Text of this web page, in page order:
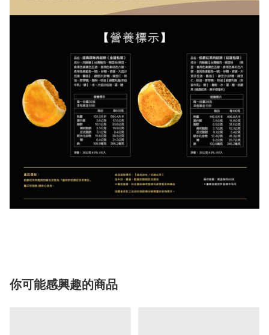
你可能感興趣的商品